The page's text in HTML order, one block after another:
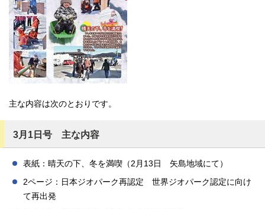
主な内容は次のとおりです。
3月1日号 主な内容
表紙：晴天の下、冬を満喫（2月13日 矢島地域にて）
2ページ：日本ジオパーク再認定 世界ジオパーク認定に向け
て再出発